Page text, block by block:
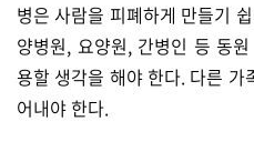
병은 사람을 피폐하게 만들기
양병원, 요양원, 간병인 등 동
용할 생각을 해야 한다. 다른
어내야 한다.